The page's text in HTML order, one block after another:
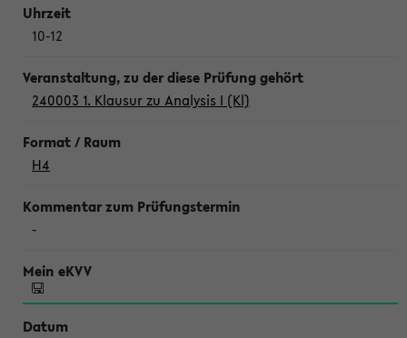
10-12
240003 1. Klausur zu Analysis I (Kl)
H4
-